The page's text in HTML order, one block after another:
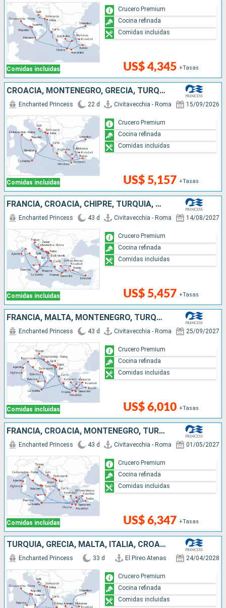
Comidas incluidas US$ 4,345 +Tasas
Crucero Premium
Cocina refinada
Comidas incluidas
CROACIA, MONTENEGRO, GRECIA, TURQUÍA, ITALIA, MALTA
Comidas incluidas
Enchanted Princess 22 d Civitavecchia - Roma 15/09/2026
US$ 5,157 +Tasas
Crucero Premium
Cocina refinada
Comidas incluidas
FRANCIA, CROACIA, CHIPRE, TURQUÍA, GRECIA, MALTA, MONTENEGRO, ITALIA
Comidas incluidas
Enchanted Princess 43 d Civitavecchia - Roma 14/08/2027
US$ 5,457 +Tasas
Crucero Premium
Cocina refinada
Comidas incluidas
FRANCIA, MALTA, MONTENEGRO, TURQUÍA, GRECIA, CROACIA, ITALIA
Comidas incluidas
Enchanted Princess 43 d Civitavecchia - Roma 25/09/2027
US$ 6,010 +Tasas
Crucero Premium
Cocina refinada
Comidas incluidas
FRANCIA, CROACIA, MONTENEGRO, TURQUÍA, ITALIA, MALTA, GRECIA
Comidas incluidas
Enchanted Princess 43 d Civitavecchia - Roma 01/05/2027
US$ 6,347 +Tasas
Crucero Premium
Cocina refinada
Comidas incluidas
TURQUÍA, GRECIA, MALTA, ITALIA, CROACIA, MONTENEGRO
Enchanted Princess 33 d El Pireo Atenas 24/04/2028
Crucero Premium
Cocina refinada
Comidas incluidas